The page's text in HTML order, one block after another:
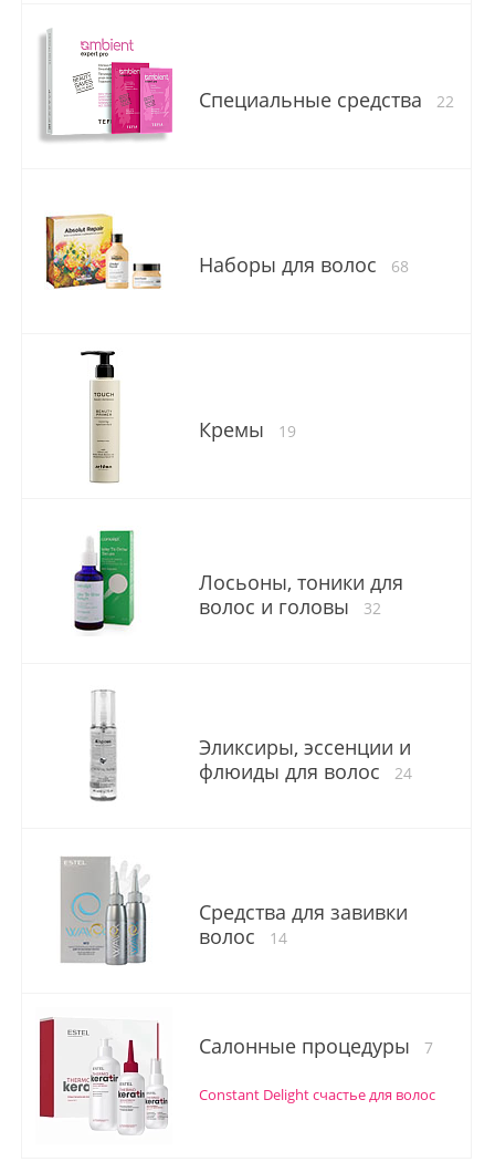
Специальные средства 22
Наборы для волос 68
Кремы 19
Лосьоны, тоники для
волос и головы
32
Эликсиры, эссенции и
флюиды для волос
24
Средства для завивки
волос
14
Салонные процедуры 7
Constant Delight счастье для волос